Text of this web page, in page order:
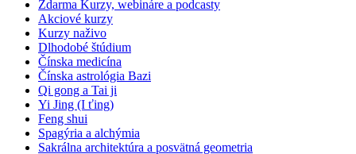
Zdarma Kurzy, webináre a podcasty
Akciové kurzy
Kurzy naživo
Dlhodobé štúdium
Čínska medicína
Čínska astrológia Bazi
Qi gong a Tai ji
Yi Jing (I ťing)
Feng shui
Spagýria a alchýmia
Sakrálna architektúra a posvätná geometria